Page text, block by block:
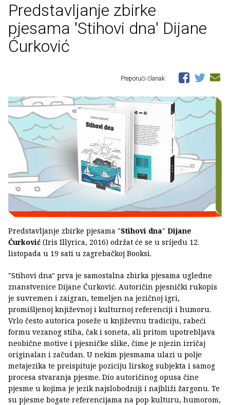
Predstavljanje zbirke
pjesama 'Stihovi dna' Dijane
Ćurković
Preporuči članak
Predstavljanje zbirke pjesama "Stihovi dna" Dijane
Ćurković (Iris Illyrica, 2016) održat će se u srijedu 12.
listopada u 19 sati u zagrebačkoj Booksi.
"Stihovi dna" prva je samostalna zbirka pjesama ugledne
znanstvenice Dijane Ćurković. Autoričin pjesnički rukopis
je suvremen i zaigran, temeljen na jezičnoj igri,
promišljenoj književnoj i kulturnoj referenciji i humoru.
Vrlo često autorica poseže u književnu tradiciju, rabeći
formu vezanog stiha, čak i soneta, ali pritom upotrebljava
neobične motive i pjesničke slike, čime je njezin izričaj
originalan i začudan. U nekim pjesmama ulazi u polje
metajezika te preispituje poziciju lirskog subjekta i samog
procesa stvaranja pjesme. Dio autoričinog opusa čine
pjesme u kojima je jezik najslobodniji i najbliži žargonu. Te
su pjesme bogate referencijama na pop kulturu, humorom,